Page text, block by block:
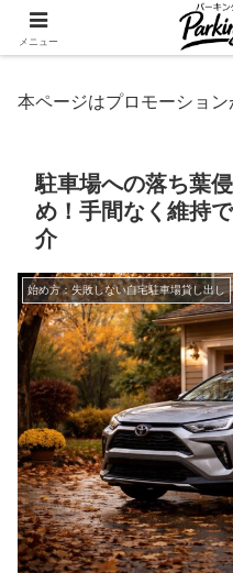
✨空き家・自宅の
本ページはプロモーション
駐車場への落ち葉
め！手間なく維持
介
始め方：失敗しない自宅駐車場貸し出し
メニュー